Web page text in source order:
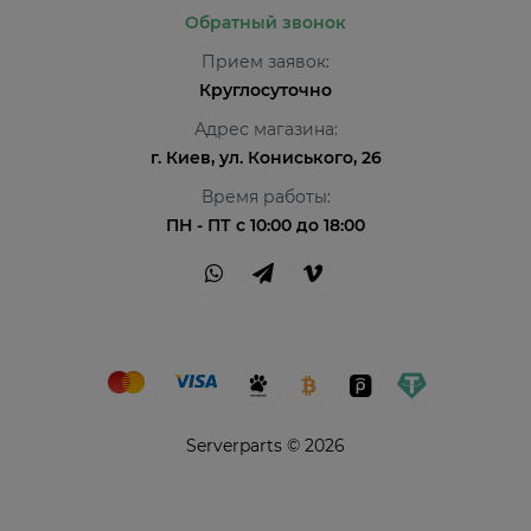
Обратный звонок
Прием заявок:
Круглосуточно
Адрес магазина:
г. Киев, ул. Кониського, 26
Время работы:
ПН - ПТ с 10:00 до 18:00
Serverparts © 2026